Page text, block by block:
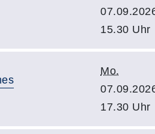
15.30 Uhr
Mo.
17.30 Uhr